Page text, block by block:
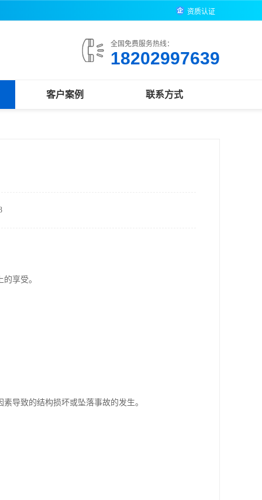
资质认证
全国免费服务热线：
18202997639
客户案例 联系方式
享受。
导致的结构损坏或坠落事故的发生。